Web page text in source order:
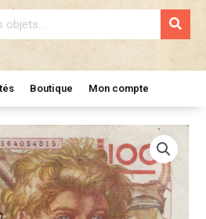
Boutique Mon compte